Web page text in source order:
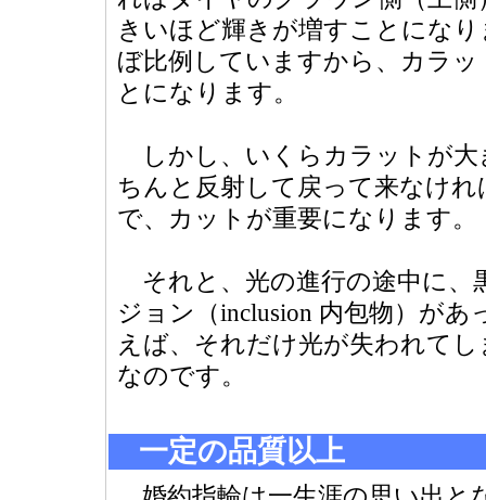
きいほど輝きが増すことにな
ぼ比例していますから、カラ
とになります。
しかし、いくらカラットが大
ちんと反射して戻って来なけ
で、カットが重要になります。
それと、光の進行の途中に、
ジョン（inclusion 内包物）が
えば、それだけ光が失われて
なのです。
一定の品質以上